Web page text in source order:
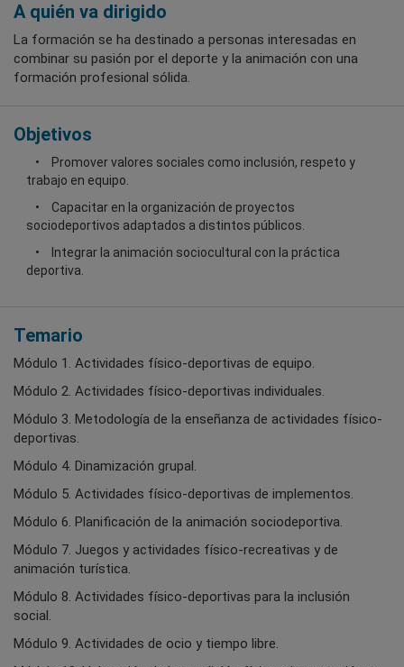
A quién va dirigido
La formación se ha destinado a personas interesadas en
combinar su pasión por el deporte y la animación con una
formación profesional sólida.
Objetivos
Promover valores sociales como inclusión, respeto y
trabajo en equipo.
Capacitar en la organización de proyectos
sociodeportivos adaptados a distintos públicos.
Integrar la animación sociocultural con la práctica
deportiva.
Temario
Módulo 1. Actividades físico-deportivas de equipo.
Módulo 2. Actividades físico-deportivas individuales.
Módulo 3. Metodología de la enseñanza de actividades físico-
deportivas.
Módulo 4. Dinamización grupal.
Módulo 5. Actividades físico-deportivas de implementos.
Módulo 6. Planificación de la animación sociodeportiva.
Módulo 7. Juegos y actividades físico-recreativas y de
animación turística.
Módulo 8. Actividades físico-deportivas para la inclusión
social.
Módulo 9. Actividades de ocio y tiempo libre.